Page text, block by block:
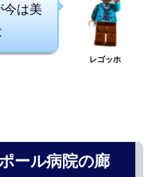
今は美
レゴッホ
ール病院の廊